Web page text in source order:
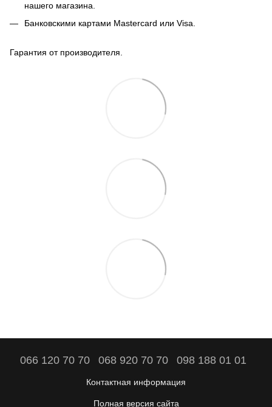
нашего магазина.
Банковскими картами Mastercard или Visa.
Гарантия от производителя.
066 120 70 70 068 920 70 70 098 188 01 01
Контактная информация
Полная версия сайта